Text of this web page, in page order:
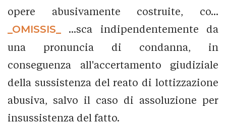
opere abusivamente costruite, co...
_OMISSIS_
...sca indipendentemente da
una pronuncia di condanna, in
conseguenza all'accertamento giudiziale
della sussistenza del reato di lottizzazione
abusiva, salvo il caso di assoluzione per
insussistenza del fatto.